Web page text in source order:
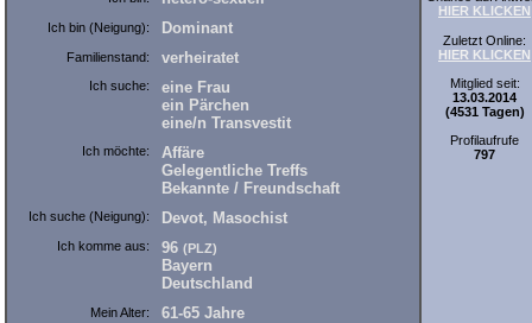
Ich bin (Neigung): Dominant
Familienstand: verheiratet
Ich suche:
eine Frau
ein Pärchen
eine/n Transvestit
Ich möchte:
Affäre
Gelegentliche Treffs
Bekannte / Freundschaft
Ich suche (Neigung): Devot, Masochist
Ich komme aus: 96 (PLZ)
Bayern
Deutschland
Mein Alter: 61-65 Jahre
HIER KLICKEN
Zuletzt Online:
HIER KLICKEN
Mitglied seit:
13.03.2014
(4531 Tagen)
Profilaufrufe
797